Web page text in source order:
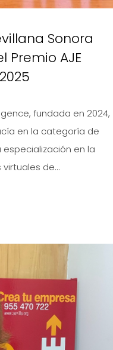
Sonora
Premio AJE
fundada en 2024,
en la categoría de
en la
de...